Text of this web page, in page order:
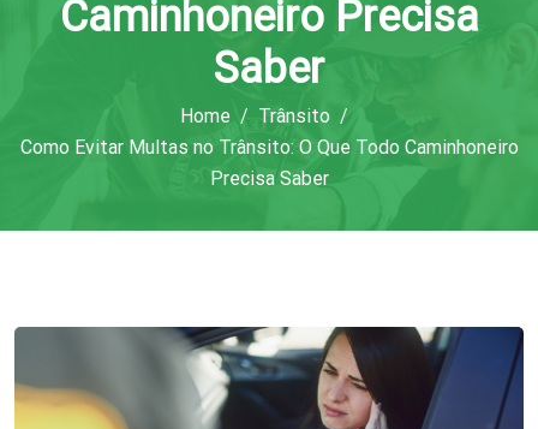
Caminhoneiro Precisa
Saber
Home
Trânsito
Como Evitar Multas no Trânsito: O Que Todo Caminhoneiro
Precisa Saber